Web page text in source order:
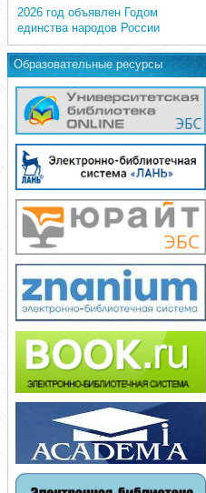
2026 год объявлен Годом
единства народов России
Образовательные ресурсы